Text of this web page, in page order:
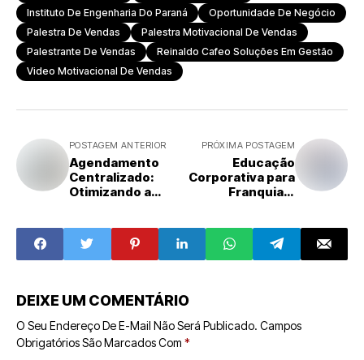
Instituto De Engenharia Do Paraná
Oportunidade De Negócio
Palestra De Vendas
Palestra Motivacional De Vendas
Palestrante De Vendas
Reinaldo Cafeo Soluções Em Gestão
Video Motivacional De Vendas
POSTAGEM ANTERIOR
Agendamento
Centralizado:
Otimizando a
nas Franquias
PRÓXIMA POSTAGEM
Educação
Corporativa para
Franquias:
Futuro
DEIXE UM COMENTÁRIO
O Seu Endereço De E-Mail Não Será Publicado. Campos
Obrigatórios São Marcados Com *